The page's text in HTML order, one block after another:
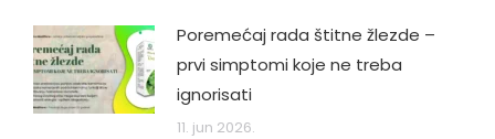
Poremećaj rada štitne žlezde –
prvi simptomi koje ne treba
ignorisati
11. jun 2026.